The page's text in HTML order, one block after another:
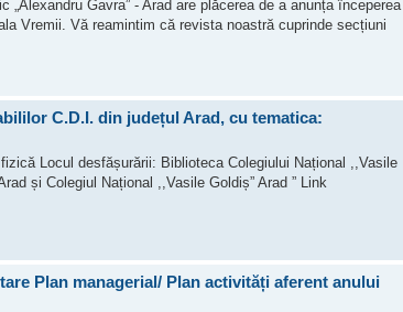
Gavra” - Arad are plăcerea de a anunța începerea
Vremii. Vă reamintim că revista noastră cuprinde secțiuni
C.D.I. din județul Arad, cu tematica:
Locul desfășurării: Biblioteca Colegiului Național ,,Vasile
și Colegiul Național ,,Vasile Goldiș” Arad ” Link
Plan managerial/ Plan activități aferent anului